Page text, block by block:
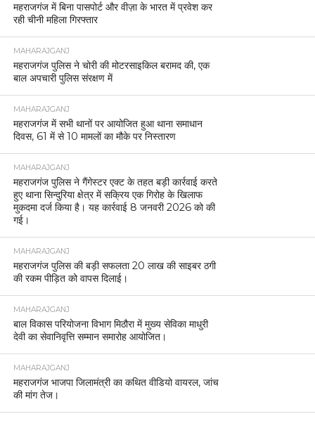
महराजगंज में बिना पासपोर्ट और वीज़ा के भारत में प्रवेश कर
रही चीनी महिला गिरफ्तार
MAHARAJGANJ
महराजगंज पुलिस ने चोरी की मोटरसाइकिल बरामद की, एक
बाल अपचारी पुलिस संरक्षण में
MAHARAJGANJ
महराजगंज में सभी थानों पर आयोजित हुआ थाना समाधान
दिवस, 61 में से 10 मामलों का मौके पर निस्तारण
MAHARAJGANJ
महराजगंज पुलिस ने गैंगेस्टर एक्ट के तहत बड़ी कार्रवाई करते
हुए थाना सिन्दुरिया क्षेत्र में सक्रिय एक गिरोह के खिलाफ
मुकदमा दर्ज किया है। यह कार्रवाई 8 जनवरी 2026 को की
गई।
MAHARAJGANJ
महराजगंज पुलिस की बड़ी सफलता 20 लाख की साइबर ठगी
की रकम पीड़ित को वापस दिलाई।
MAHARAJGANJ
बाल विकास परियोजना विभाग मिठौरा में मुख्य सेविका माधुरी
देवी का सेवानिवृत्ति सम्मान समारोह आयोजित।
MAHARAJGANJ
महराजगंज भाजपा जिलामंत्री का कथित वीडियो वायरल, जांच
की मांग तेज।